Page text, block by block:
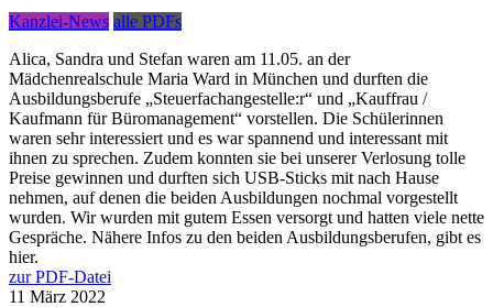
Kanzlei-News alle PDFs
Alica, Sandra und Stefan waren am 11.05. an der
Mädchenrealschule Maria Ward in München und durften die
Ausbildungsberufe „Steuerfachangestelle:r“ und „Kauffrau /
Kaufmann für Büromanagement“ vorstellen. Die Schülerinnen
waren sehr interessiert und es war spannend und interessant mit
ihnen zu sprechen. Zudem konnten sie bei unserer Verlosung tolle
Preise gewinnen und durften sich USB-Sticks mit nach Hause
nehmen, auf denen die beiden Ausbildungen nochmal vorgestellt
wurden. Wir wurden mit gutem Essen versorgt und hatten viele nette
Gespräche. Nähere Infos zu den beiden Ausbildungsberufen, gibt es
hier.
zur PDF-Datei
11 März 2022